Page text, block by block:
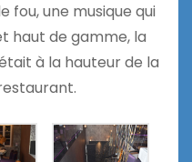
fou, une musique qui
haut de gamme, la
à la hauteur de la